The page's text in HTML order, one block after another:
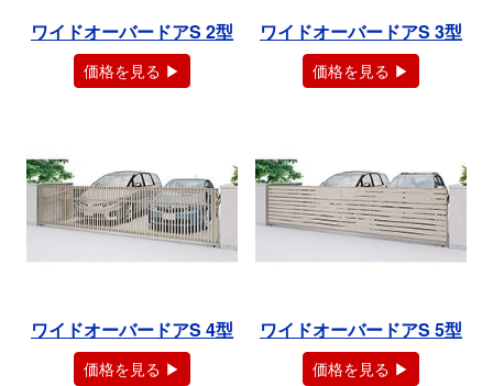
ワイドオーバードアS 2型
価格を見る ▶
ワイドオーバードアS 3型
価格を見る ▶
ワイドオーバードアS 4型
価格を見る ▶
ワイドオーバードアS 5型
価格を見る ▶